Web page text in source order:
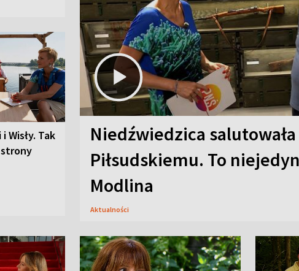
Wisły. Tak
Niedźwiedzica salutowała
Piłsudskiemu. To
Modlina
Aktualności